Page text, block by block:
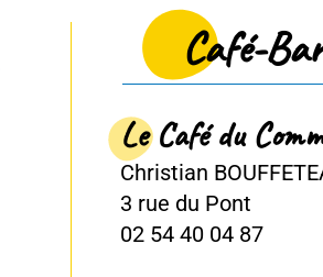
Le Café du Commerce
Christian BOUFFETEAU
3 rue du Pont
02 54 40 04 87
Café-Bar